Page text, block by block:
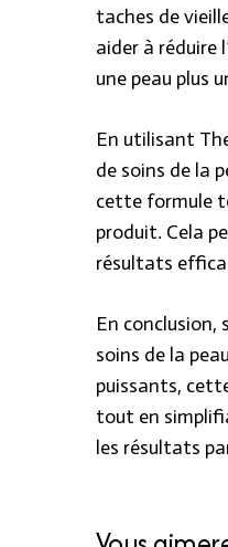
taches de
aider à réduire
une peau plus
En utilisant
de soins de la
cette formule
produit. Cela
résultats
En conclusion,
soins de la
puissants,
tout en
les résultats